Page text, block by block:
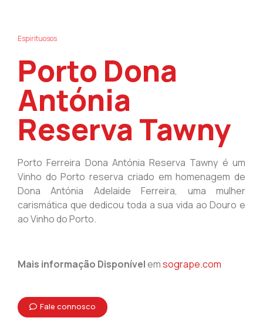
Espirituosos
Porto Dona
Antónia
Reserva Tawny
Porto Ferreira Dona Antónia Reserva Tawny é um
Vinho do Porto reserva criado em homenagem de
Dona Antónia Adelaide Ferreira, uma mulher
carismática que dedicou toda a sua vida ao Douro e
ao Vinho do Porto.
Mais informação Disponívelemsogrape.com
Fale connosco